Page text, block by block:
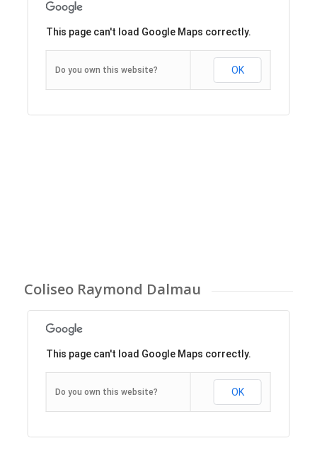
This page can't load Google Maps correctly.
Do you own this website? OK
Coliseo Raymond Dalmau
This page can't load Google Maps correctly.
Do you own this website? OK